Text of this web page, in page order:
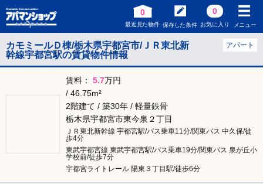
0
最近見た物件 保存した条件
0
お気に入り メニュー
カモミールＤ棟/栃木県宇都宮市/ＪＲ東北新
幹線宇都宮駅の賃貸物件情報
アパート
賃料： 5.7万円
/ 46.75m²
2階建て / 築30年 / 軽量鉄骨
栃木県宇都宮市東今泉２丁目
ＪＲ東北新幹線 宇都宮駅/バス乗車11分/関東バス 中久保/徒
歩4分
東武宇都宮線 東武宇都宮駅/バス乗車19分/関東バス 泉が丘小
学校前/徒歩7分
宇都宮ライトレール 陽東３丁目駅/徒歩6分